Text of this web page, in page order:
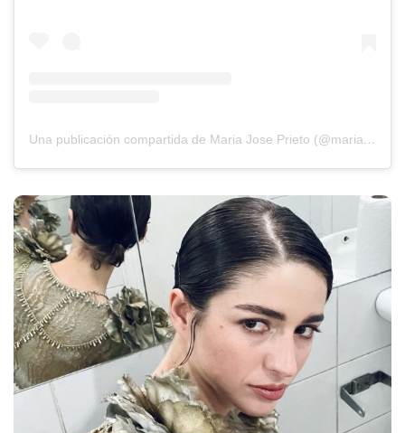
Una publicación compartida de Maria Jose Prieto (@mariajoseprietol)